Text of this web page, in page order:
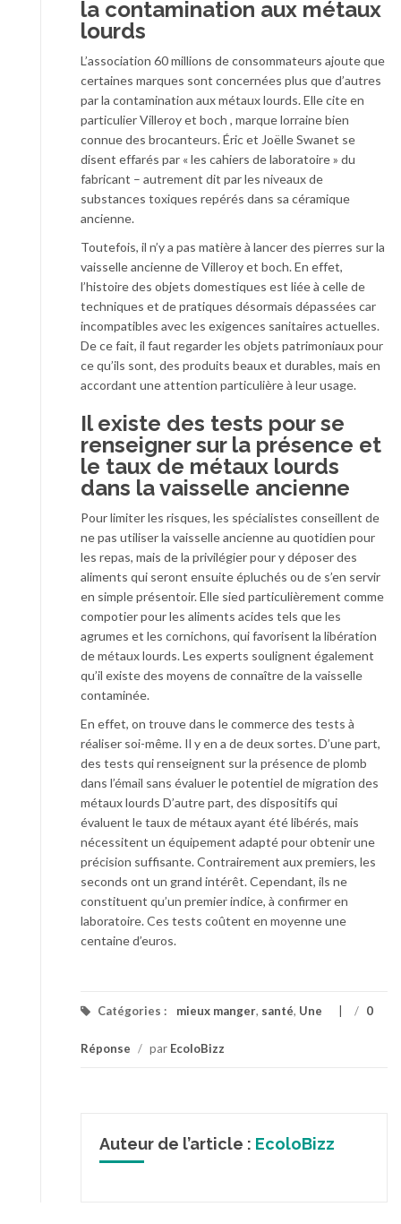
la contamination aux métaux
lourds
L’association 60 millions de consommateurs ajoute que
certaines marques sont concernées plus que d’autres
par la contamination aux métaux lourds. Elle cite en
particulier Villeroy et boch , marque lorraine bien
connue des brocanteurs. Éric et Joëlle Swanet se
disent effarés par « les cahiers de laboratoire » du
fabricant – autrement dit par les niveaux de
substances toxiques repérés dans sa céramique
ancienne.
Toutefois, il n’y a pas matière à lancer des pierres sur la
vaisselle ancienne de Villeroy et boch. En effet,
l’histoire des objets domestiques est liée à celle de
techniques et de pratiques désormais dépassées car
incompatibles avec les exigences sanitaires actuelles.
De ce fait, il faut regarder les objets patrimoniaux pour
ce qu’ils sont, des produits beaux et durables, mais en
accordant une attention particulière à leur usage.
Il existe des tests pour se
renseigner sur la présence et
le taux de métaux lourds
dans la vaisselle ancienne
Pour limiter les risques, les spécialistes conseillent de
ne pas utiliser la vaisselle ancienne au quotidien pour
les repas, mais de la privilégier pour y déposer des
aliments qui seront ensuite épluchés ou de s’en servir
en simple présentoir. Elle sied particulièrement comme
compotier pour les aliments acides tels que les
agrumes et les cornichons, qui favorisent la libération
de métaux lourds. Les experts soulignent également
qu’il existe des moyens de connaître de la vaisselle
contaminée.
En effet, on trouve dans le commerce des tests à
réaliser soi-même. Il y en a de deux sortes. D’une part,
des tests qui renseignent sur la présence de plomb
dans l’émail sans évaluer le potentiel de migration des
métaux lourds D’autre part, des dispositifs qui
évaluent le taux de métaux ayant été libérés, mais
nécessitent un équipement adapté pour obtenir une
précision suffisante. Contrairement aux premiers, les
seconds ont un grand intérêt. Cependant, ils ne
constituent qu’un premier indice, à confirmer en
laboratoire. Ces tests coûtent en moyenne une
centaine d’euros.
Catégories : mieux manger, santé, Une / 0
Réponse / par EcoloBizz
Auteur de l’article : EcoloBizz